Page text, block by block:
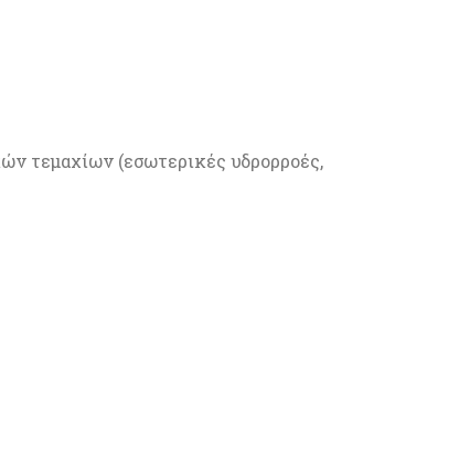
τεμαχίων (εσωτερικές υδρορροές,